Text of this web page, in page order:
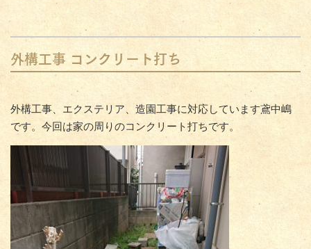
外構工事 コンクリート打ち
外構工事、エクステリア、造園工事に対応しています鳶中嶋
です。今回は家の周りのコンクリート打ちです。